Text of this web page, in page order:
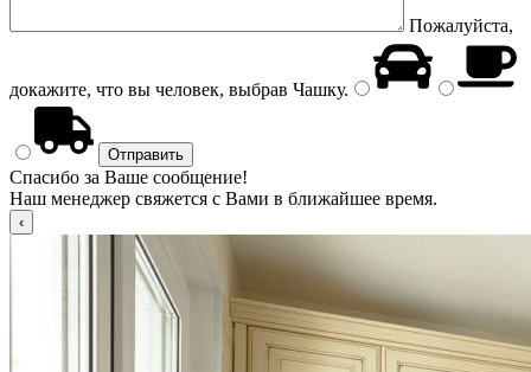
Пожалуйста,
докажите, что вы человек, выбрав Чашку.
Спасибо за Ваше сообщение!
Наш менеджер свяжется с Вами в ближайшее время.